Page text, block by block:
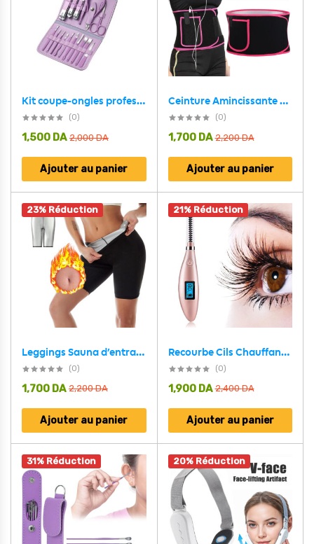
Kit coupe-ongles professionnel 16en1 en acier inoxydable – طقم العناية بالأظافر
(0)
2,000DA
1,500 DA
Ajouter au panier
Ceinture Amincissante pour Femmes avec Poche pour Téléphone – حزام تنحيف للنساء
(0)
2,200DA
1,700 DA
Ajouter au panier
23% Réduction
Leggings Sauna d’entraînement Taille Haute pour Femmes – شورت تعرق للنساء
(0)
2,200DA
1,700 DA
Ajouter au panier
21% Réduction
Recourbe Cils Chauffant à 3 Niveaux de Température Réglables – جهاز تكثيف الرموش
(0)
2,400DA
1,900 DA
Ajouter au panier
31% Réduction 20% Réduction